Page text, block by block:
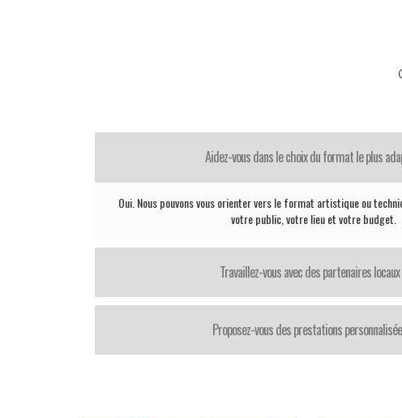
Aidez-vous dans le choix du format le plus
Oui. Nous pouvons vous orienter vers le format artistique ou
votre public, votre lieu et votre budget.
Travaillez-vous avec des partenaires
Proposez-vous des prestations